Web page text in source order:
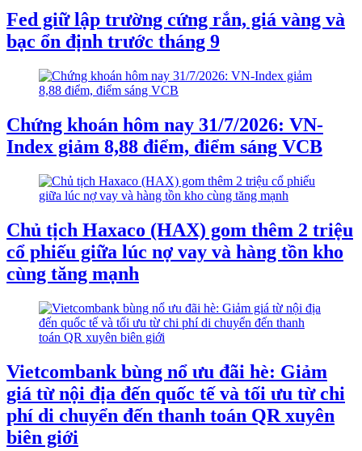
Fed giữ lập trường cứng rắn, giá vàng và
bạc ổn định trước tháng 9
Chứng khoán hôm nay 31/7/2026: VN-
Index giảm 8,88 điểm, điểm sáng VCB
Chủ tịch Haxaco (HAX) gom thêm 2 triệu
cổ phiếu giữa lúc nợ vay và hàng tồn kho
cùng tăng mạnh
Vietcombank bùng nổ ưu đãi hè: Giảm
giá từ nội địa đến quốc tế và tối ưu từ chi
phí di chuyển đến thanh toán QR xuyên
biên giới